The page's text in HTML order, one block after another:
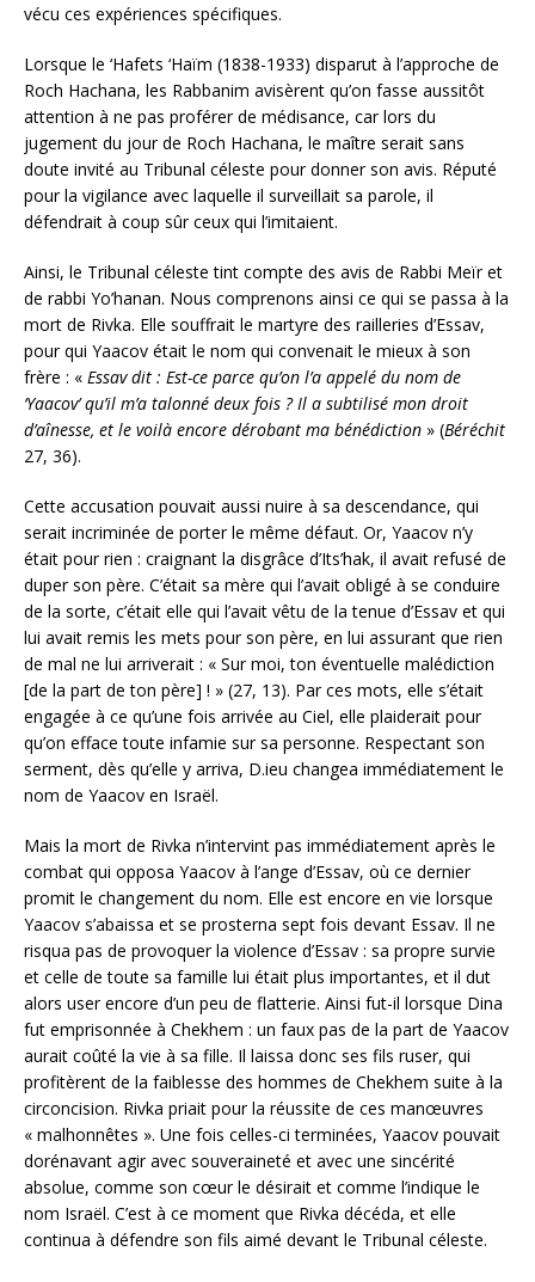
vécu ces expériences spécifiques.
Lorsque le ‘Hafets ‘Haïm (1838-1933) disparut à l’approche de
Roch Hachana, les Rabbanim avisèrent qu’on fasse aussitôt
attention à ne pas proférer de médisance, car lors du
jugement du jour de Roch Hachana, le maître serait sans
doute invité au Tribunal céleste pour donner son avis. Réputé
pour la vigilance avec laquelle il surveillait sa parole, il
défendrait à coup sûr ceux qui l’imitaient.
Ainsi, le Tribunal céleste tint compte des avis de Rabbi Meïr et
de rabbi Yo’hanan. Nous comprenons ainsi ce qui se passa à la
mort de Rivka. Elle souffrait le martyre des railleries d’Essav,
pour qui Yaacov était le nom qui convenait le mieux à son
frère : « Essavdit : Est-ce parce qu’on l’a appelé du nom de
‘Yaacov’ qu’il m’a talonné deux fois ? Il a subtilisé mon droit
d’aînesse, et le voilà encore dérobant ma bénédiction » (Béréchit
27, 36).
Cette accusation pouvait aussi nuire à sa descendance, qui
serait incriminée de porter le même défaut. Or, Yaacov n’y
était pour rien : craignant la disgrâce d’Its’hak, il avait refusé de
duper son père. C’était sa mère qui l’avait obligé à se conduire
de la sorte, c’était elle qui l’avait vêtu de la tenue d’Essav et qui
lui avait remis les mets pour son père, en lui assurant que rien
de mal ne lui arriverait : « Sur moi, ton éventuelle malédiction
[de la part de ton père] ! » (27, 13). Par ces mots, elle s’était
engagée à ce qu’une fois arrivée au Ciel, elle plaiderait pour
qu’on efface toute infamie sur sa personne. Respectant son
serment, dès qu’elle y arriva, D.ieu changea immédiatement le
nom de Yaacov en Israël.
Mais la mort de Rivka n’intervint pas immédiatement après le
combat qui opposa Yaacov à l’ange d’Essav, où ce dernier
promit le changement du nom. Elle est encore en vie lorsque
Yaacov s’abaissa et se prosterna sept fois devant Essav. Il ne
risqua pas de provoquer la violence d’Essav : sa propre survie
et celle de toute sa famille lui était plus importantes, et il dut
alors user encore d’un peu de flatterie. Ainsi fut-il lorsque Dina
fut emprisonnée à Chekhem : un faux pas de la part de Yaacov
aurait coûté la vie à sa fille. Il laissa donc ses fils ruser, qui
profitèrent de la faiblesse des hommes de Chekhem suite à la
circoncision. Rivka priait pour la réussite de ces manœuvres
« malhonnêtes ». Une fois celles-ci terminées, Yaacov pouvait
dorénavant agir avec souveraineté et avec une sincérité
absolue, comme son cœur le désirait et comme l’indique le
nom Israël. C’est à ce moment que Rivka décéda, et elle
continua à défendre son fils aimé devant le Tribunal céleste.